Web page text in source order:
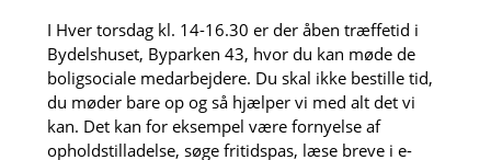
I Hver torsdag kl. 14-16.30 er der åben træffetid i
Bydelshuset, Byparken 43, hvor du kan møde de
boligsociale medarbejdere. Du skal ikke bestille tid,
du møder bare op og så hjælper vi med alt det vi
kan. Det kan for eksempel være fornyelse af
opholdstilladelse, søge fritidspas, læse breve i e-